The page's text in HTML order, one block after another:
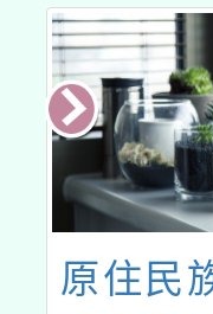
桃園市